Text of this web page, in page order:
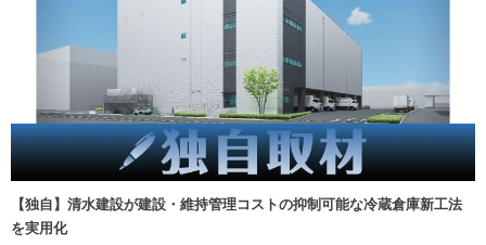
【独自】清水建設が建設・維持管理コストの抑制可能な冷蔵倉庫新工法
を実用化